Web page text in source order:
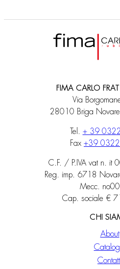
FIMA CARLO
Via
28010 Briga
Tel. + 39
Fax +39
C.F. / P.IVA vat n. it
Reg. imp. 6718
Mecc.
Cap. sociale €
CHI
About